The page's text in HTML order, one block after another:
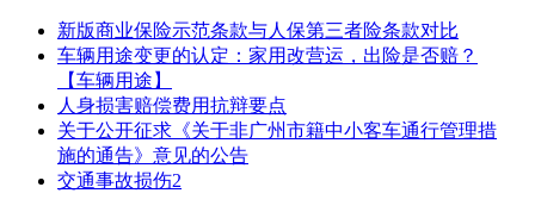
新版商业保险示范条款与人保第三者险条款对比
车辆用途变更的认定：家用改营运，出险是否赔？
【车辆用途】
人身损害赔偿费用抗辩要点
关于公开征求《关于非广州市籍中小客车通行管理措
施的通告》意见的公告
交通事故损伤2